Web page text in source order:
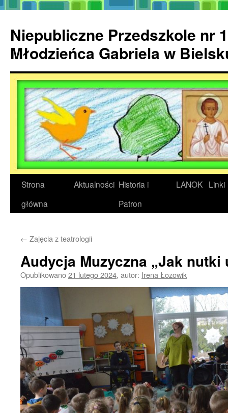
treści
Niepubliczne Przedszkole nr
Młodzieńca Gabriela w
Strona
główna
Aktualności Historia i
Patron
LANOK Linki
← Zajęcia z teatrologii
Audycja Muzyczna „Jak nutki
Opublikowano21 lutego 2024, autor: Irena Łozowik